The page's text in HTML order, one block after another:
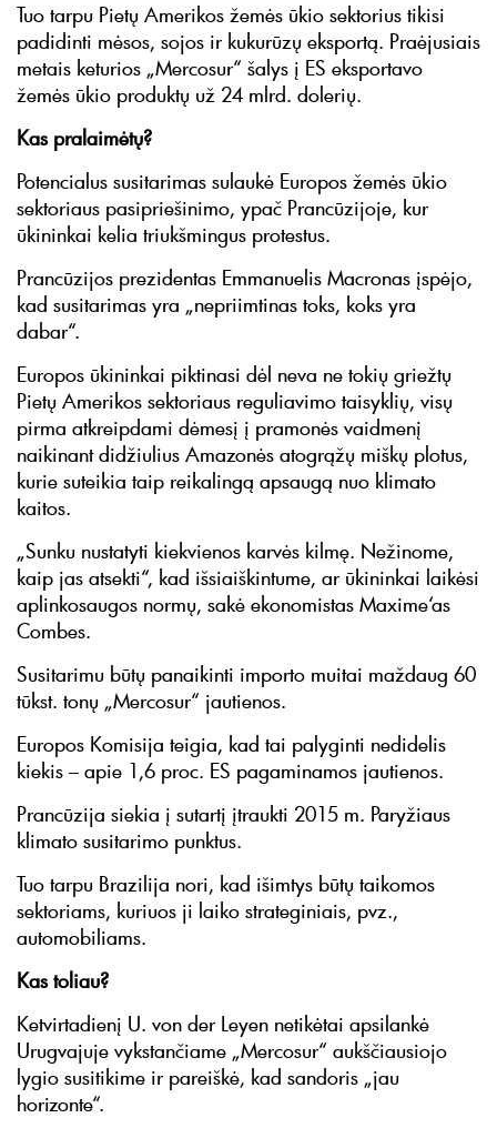
Tuo tarpu Pietų Amerikos žemės ūkio sektorius tikisi
padidinti mėsos, sojos ir kukurūzų eksportą. Praėjusiais
metais keturios „Mercosur“ šalys į ES eksportavo
žemės ūkio produktų už 24 mlrd. dolerių.
Kas pralaimėtų?
Potencialus susitarimas sulaukė Europos žemės ūkio
sektoriaus pasipriešinimo, ypač Prancūzijoje, kur
ūkininkai kelia triukšmingus protestus.
Prancūzijos prezidentas Emmanuelis Macronas įspėjo,
kad susitarimas yra „nepriimtinas toks, koks yra
dabar“.
Europos ūkininkai piktinasi dėl neva ne tokių griežtų
Pietų Amerikos sektoriaus reguliavimo taisyklių, visų
pirma atkreipdami dėmesį į pramonės vaidmenį
naikinant didžiulius Amazonės atogrąžų miškų plotus,
kurie suteikia taip reikalingą apsaugą nuo klimato
kaitos.
„Sunku nustatyti kiekvienos karvės kilmę. Nežinome,
kaip jas atsekti“, kad išsiaiškintume, ar ūkininkai laikėsi
aplinkosaugos normų, sakė ekonomistas Maxime‘as
Combes.
Susitarimu būtų panaikinti importo muitai maždaug 60
tūkst. tonų „Mercosur“ jautienos.
Europos Komisija teigia, kad tai palyginti nedidelis
kiekis – apie 1,6 proc. ES pagaminamos jautienos.
Prancūzija siekia į sutartį įtraukti 2015 m. Paryžiaus
klimato susitarimo punktus.
Tuo tarpu Brazilija nori, kad išimtys būtų taikomos
sektoriams, kuriuos ji laiko strateginiais, pvz.,
automobiliams.
Kas toliau?
Ketvirtadienį U. von der Leyen netikėtai apsilankė
Urugvajuje vykstančiame „Mercosur“ aukščiausiojo
lygio susitikime ir pareiškė, kad sandoris „jau
horizonte“.